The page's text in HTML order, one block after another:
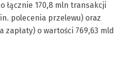
łącznie 170,8 mln transakcji
polecenia przelewu) oraz
zapłaty) o wartości 769,63 mld